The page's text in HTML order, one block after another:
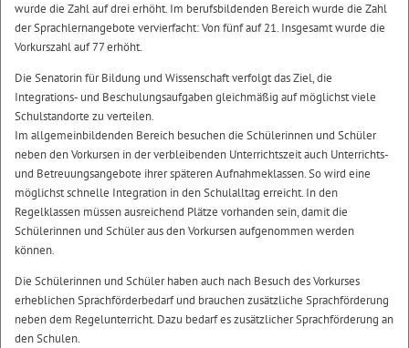
wurde die Zahl auf drei erhöht. Im berufsbildenden Bereich wurde die Zahl
der Sprachlernangebote vervierfacht: Von fünf auf 21. Insgesamt wurde die
Vorkurszahl auf 77 erhöht.
Die Senatorin für Bildung und Wissenschaft verfolgt das Ziel, die
Integrations- und Beschulungsaufgaben gleichmäßig auf möglichst viele
Schulstandorte zu verteilen.
Im allgemeinbildenden Bereich besuchen die Schülerinnen und Schüler
neben den Vorkursen in der verbleibenden Unterrichtszeit auch Unterrichts-
und Betreuungsangebote ihrer späteren Aufnahmeklassen. So wird eine
möglichst schnelle Integration in den Schulalltag erreicht. In den
Regelklassen müssen ausreichend Plätze vorhanden sein, damit die
Schülerinnen und Schüler aus den Vorkursen aufgenommen werden
können.
Die Schülerinnen und Schüler haben auch nach Besuch des Vorkurses
erheblichen Sprachförderbedarf und brauchen zusätzliche Sprachförderung
neben dem Regelunterricht. Dazu bedarf es zusätzlicher Sprachförderung an
den Schulen.